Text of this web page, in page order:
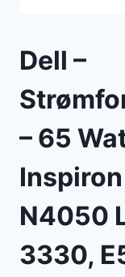
Dell –
– 65
Inspiron
N4050
3330,